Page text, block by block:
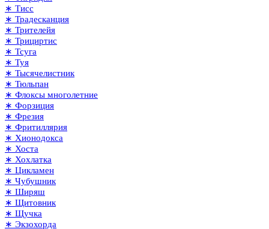
∗ Тисс
∗ Традесканция
∗ Трителейя
∗ Трициртис
∗ Тсуга
∗ Туя
∗ Тысячелистник
∗ Тюльпан
∗ Флоксы многолетние
∗ Форзиция
∗ Фрезия
∗ Фритиллярия
∗ Хионодокса
∗ Хоста
∗ Хохлатка
∗ Цикламен
∗ Чубушник
∗ Ширяш
∗ Щитовник
∗ Щучка
∗ Экзохорда